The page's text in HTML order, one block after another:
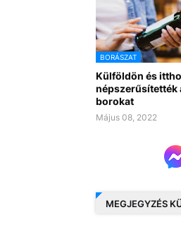
BORÁSZAT
Külföldön és
népszerűsítették
borokat
Május 08, 2022
MEGJEGYZÉS